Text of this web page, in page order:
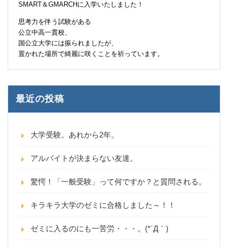
SMART＆GMARCHに入学いたしました！
思考力を伴う試験がある
公立中高一貫校、
国公立大学には振られましたが、
置かれた場所で綺麗に咲くことを祈っています。
最近の投稿
大学受験。あれから2年。
アルバイトが決まらない友達。
驚愕！「一般受験」って何ですか？と質問される。
キラキラ大学のゼミに合格しました～！！
ゼミに入るのにも一苦労・・・。(*´Д｀)